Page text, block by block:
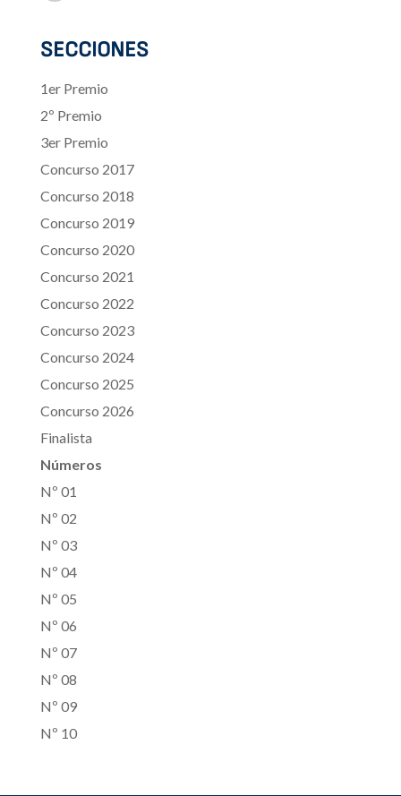
SECCIONES
1er Premio
2º Premio
3er Premio
Concurso 2017
Concurso 2018
Concurso 2019
Concurso 2020
Concurso 2021
Concurso 2022
Concurso 2023
Concurso 2024
Concurso 2025
Concurso 2026
Finalista
Números
Nº 01
Nº 02
Nº 03
Nº 04
Nº 05
Nº 06
Nº 07
Nº 08
Nº 09
Nº 10